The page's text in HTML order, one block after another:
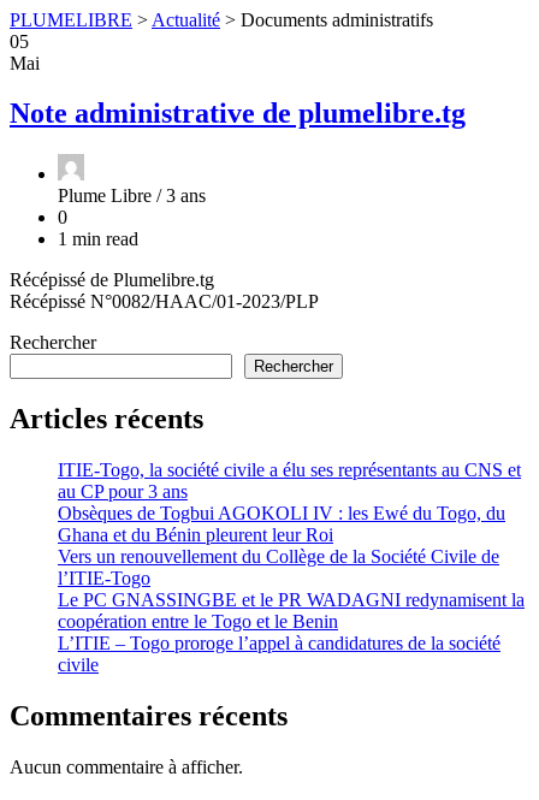
PLUMELIBRE > Actualité > Documents administratifs
05
Mai
Note administrative de plumelibre.tg
Plume Libre /3 ans
0
1 min read
Récépissé de Plumelibre.tg
Récépissé N°0082/HAAC/01-2023/PLP
Rechercher
Rechercher
Articles récents
ITIE-Togo, la société civile a élu ses représentants au CNS et
au CP pour 3 ans
Obsèques de Togbui AGOKOLI IV : les Ewé du Togo, du
Ghana et du Bénin pleurent leur Roi
Vers un renouvellement du Collège de la Société Civile de
l’ITIE-Togo
Le PC GNASSINGBE et le PR WADAGNI redynamisent la
coopération entre le Togo et le Benin
L’ITIE – Togo proroge l’appel à candidatures de la société
civile
Commentaires récents
Aucun commentaire à afficher.